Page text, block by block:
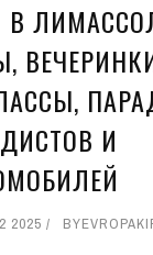
И
2025 BY